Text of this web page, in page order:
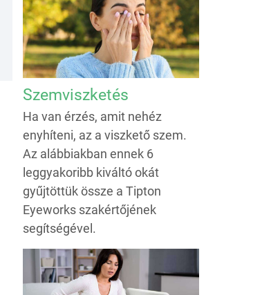
Szemviszketés
Ha van érzés, amit nehéz
enyhíteni, az a viszkető szem.
Az alábbiakban ennek 6
leggyakoribb kiváltó okát
gyűjtöttük össze a Tipton
Eyeworks szakértőjének
segítségével.